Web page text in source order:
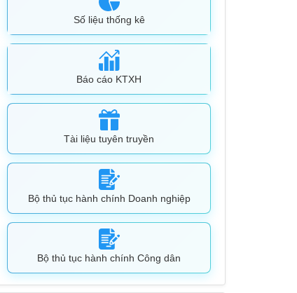
Số liệu thống kê
Báo cáo KTXH
Tài liệu tuyên truyền
Bộ thủ tục hành chính Doanh nghiệp
Bộ thủ tục hành chính Công dân